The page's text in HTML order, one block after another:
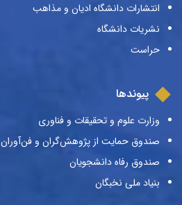
انتشارات دانشگاه ادیان و مذاهب
نشریات دانشگاه
حراست
پیوندها
وزارت علوم و تحقیقات و فناوری
صندوق حمایت از پژوهش‌گران و فن‌آوران
صندوق رفاه دانشجویان
بنیاد ملی نخبگان